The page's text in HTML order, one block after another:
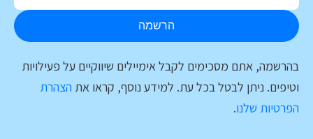
הרשמה
בהרשמה, אתם מסכימים לקבל אימיילים שיווקיים על פעילויות
וטיפים. ניתן לבטל בכל עת. למידע נוסף, קראו את הצהרת
הפרטיות שלנו.